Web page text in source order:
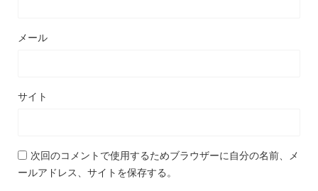
メール
サイト
次回のコメントで使用するためブラウザーに自分の名前、メ
ールアドレス、サイトを保存する。